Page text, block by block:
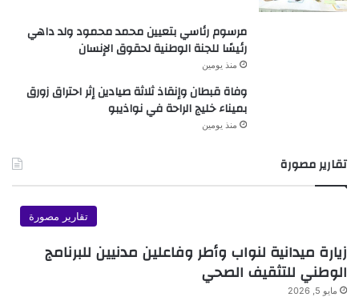
مرسوم رئاسي بتعيين محمد محمود ولد داهي
رئيسًا للجنة الوطنية لحقوق الإنسان
منذ يومين
وفاة قبطان وإنقاذ ثلاثة صيادين إثر احتراق زورق
بميناء خليج الراحة في نواذيبو
منذ يومين
تقارير مصورة
تقارير مصورة
زيارة ميدانية لنواب وأطر وفاعلين مدنيين للبرنامج
الوطني للتثقيف الصحي
مايو 5, 2026